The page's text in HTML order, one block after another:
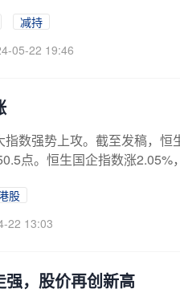
减持
05-22 19:46
数强势上攻。截至发稿，
点。恒生国企指数涨2.05%
股
22 13:03
强，股价再创新高